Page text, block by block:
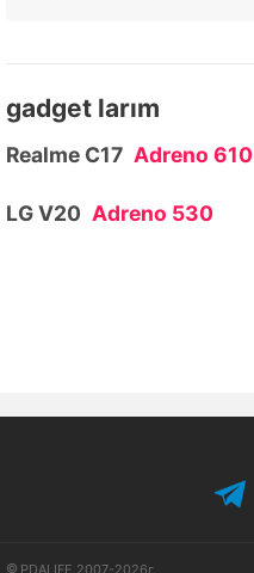
gadget larım
Realme C17 Adreno 610
LG V20 Adreno 530
PDALIFE 2007-2026г.